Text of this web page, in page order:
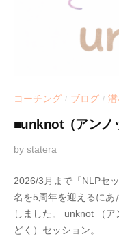
コーチング / ブログ /
■unknot（アンノ
2
2
1
-
0
by statera
2026/3月まで「NLPセ
名を5周年を迎えるにあ
しました。 unknot （
どく）セッション。...